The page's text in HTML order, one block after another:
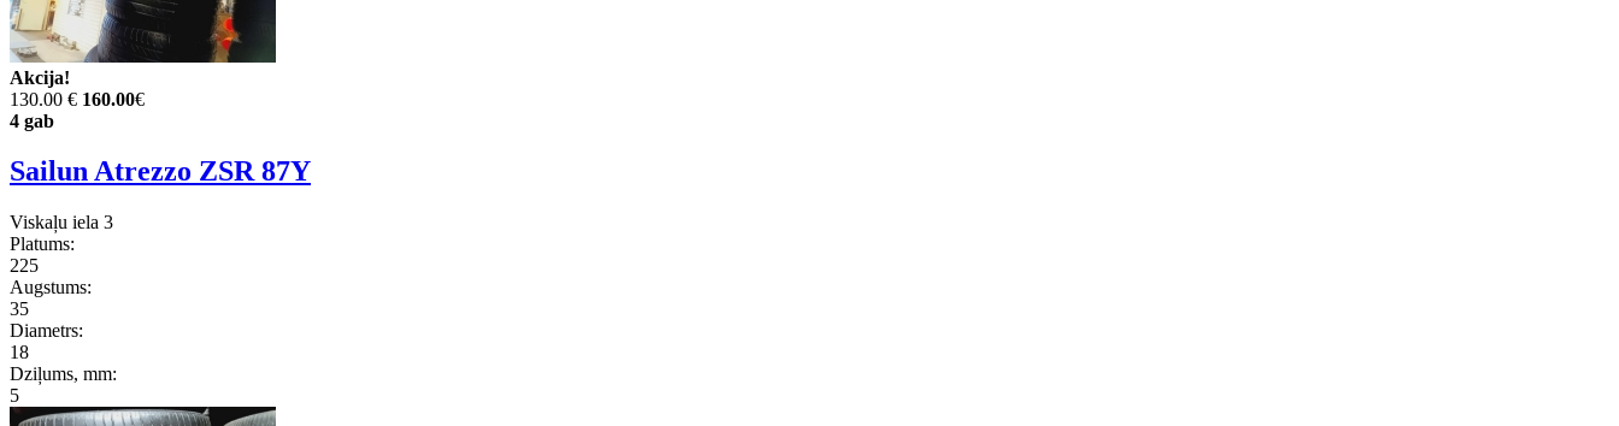
Akcija!
130.00 € 160.00€
4 gab
Sailun Atrezzo ZSR 87Y
Viskaļu iela 3
Platums:
225
Augstums:
35
Diametrs:
18
Dziļums, mm:
5